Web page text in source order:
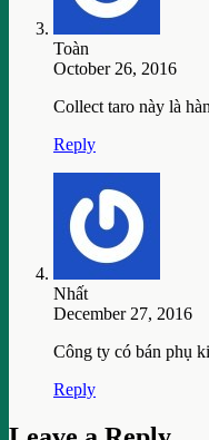
Toàn
October 26, 2016
Collect taro này là
Reply
Nhất
December 27, 2016
Công ty có bán phụ
Reply